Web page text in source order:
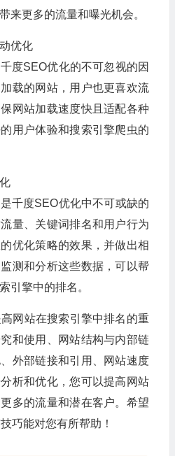
来更多的流量和曝光机会。
优化
度SEO优化的不可忽视的因
载的网站，用户也更喜欢流
网站加载速度快且适配各种
用户体验和搜索引擎爬虫的
千度SEO优化中不可或缺的
量、关键词排名和用户行为
优化策略的效果，并做出相
测和分析这些数据，可以帮
引擎中的排名。
网站在搜索引擎中排名的重
和使用、网站结构与内部链
外部链接和引用、网站速度
析和优化，您可以提高网站
多的流量和潜在客户。希望
巧能对您有所帮助！